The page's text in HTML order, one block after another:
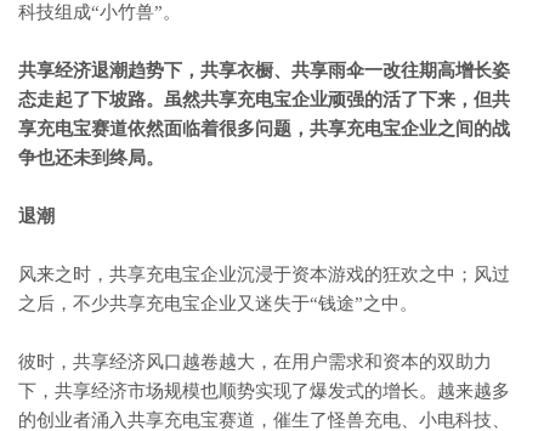
科技组成“小竹兽”。
共享经济退潮趋势下，共享衣橱、共享雨伞一改往期高增长姿
态走起了下坡路。虽然共享充电宝企业顽强的活了下来，但共
享充电宝赛道依然面临着很多问题，共享充电宝企业之间的战
争也还未到终局。
退潮
风来之时，共享充电宝企业沉浸于资本游戏的狂欢之中；风过
之后，不少共享充电宝企业又迷失于“钱途”之中。
彼时，共享经济风口越卷越大，在用户需求和资本的双助力
下，共享经济市场规模也顺势实现了爆发式的增长。越来越多
的创业者涌入共享充电宝赛道，催生了怪兽充电、小电科技、